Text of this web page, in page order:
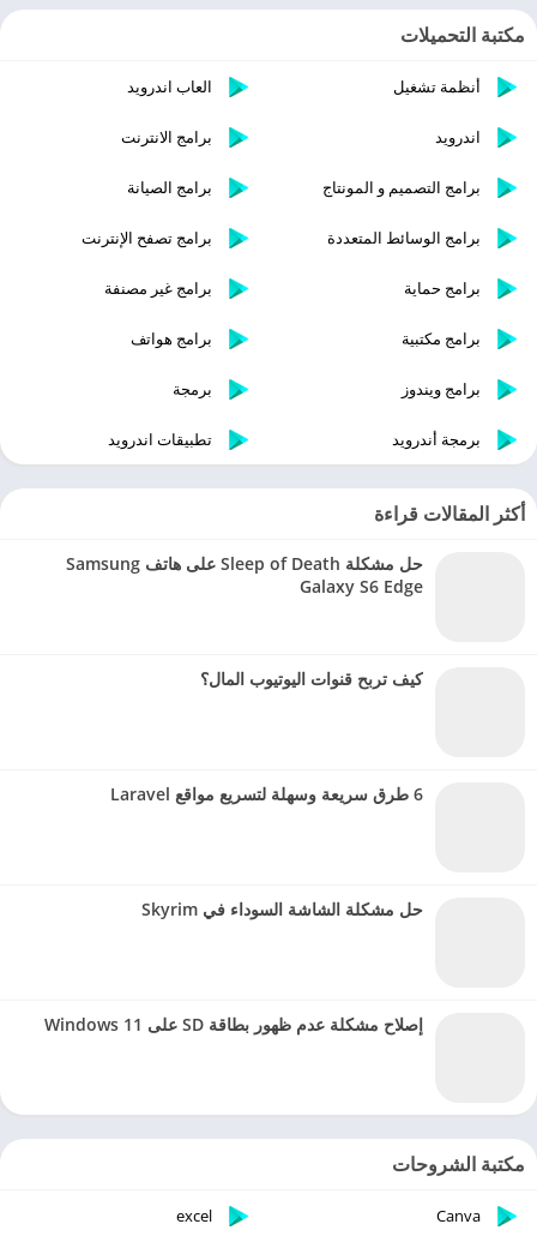
مكتبة التحميلات
أنظمة تشغيل العاب اندرويد
اندرويد برامج الانترنت
برامج التصميم و المونتاج برامج الصيانة
برامج الوسائط المتعددة برامج تصفح الإنترنت
برامج حماية برامج غير مصنفة
برامج مكتبية برامج هواتف
برامج ويندوز برمجة
برمجة أندرويد تطبيقات اندرويد
أكثر المقالات قراءة
حل مشكلة Sleep of Death على هاتف Samsung
Galaxy S6 Edge
كيف تربح قنوات اليوتيوب المال؟
6 طرق سريعة وسهلة لتسريع مواقع Laravel
حل مشكلة الشاشة السوداء في Skyrim
إصلاح مشكلة عدم ظهور بطاقة SD على Windows 11
مكتبة الشروحات
Canva
excel